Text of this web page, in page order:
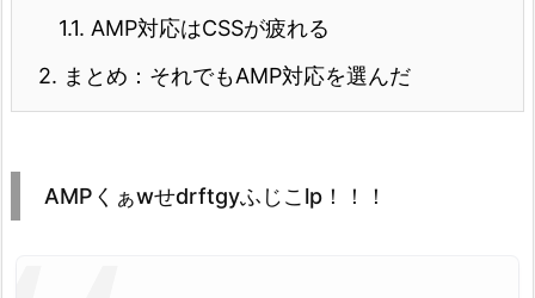
1.1. AMP対応はCSSが疲れる
2. まとめ：それでもAMP対応を選んだ
AMPくぁwせdrftgyふじこlp！！！